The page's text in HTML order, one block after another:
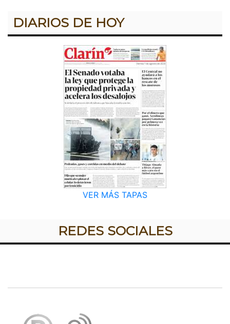
DIARIOS DE HOY
VER MÁS TAPAS
REDES SOCIALES